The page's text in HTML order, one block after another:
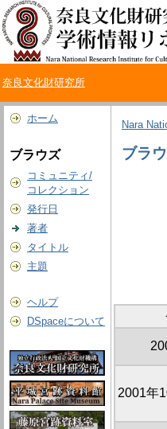
奈良文化財研究所
ホーム
ブラウズ
コミュニティ/
コレクション
発行日
著者
タイトル
主題
ヘルプ
DSpaceについて
Nara
ブラ
2001年